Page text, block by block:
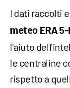
I dati raccolti
meteo ERA
l'aiuto
le centraline
rispetto a